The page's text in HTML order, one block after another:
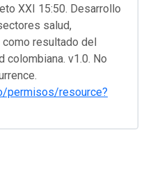
XXI 15:50. Desarrollo
salud,
resultado del
v1.0. No
permisos/resource?